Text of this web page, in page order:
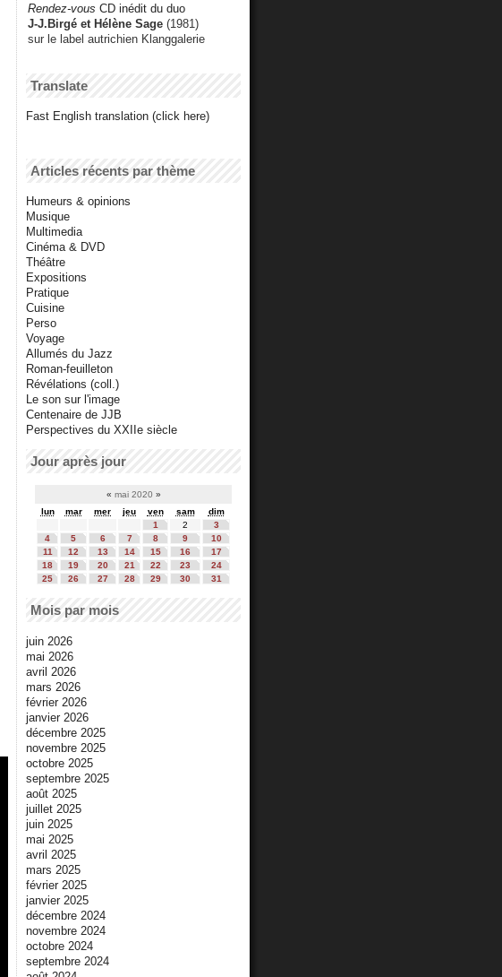
Rendez-vous CD inédit du duo
J-J.Birgé et Hélène Sage (1981)
sur le label autrichien Klanggalerie
Translate
Fast English translation (click here)
Articles récents par thème
Humeurs & opinions
Musique
Multimedia
Cinéma & DVD
Théâtre
Expositions
Pratique
Cuisine
Perso
Voyage
Allumés du Jazz
Roman-feuilleton
Révélations (coll.)
Le son sur l'image
Centenaire de JJB
Perspectives du XXIIe siècle
Jour après jour
« mai 2020 »
lun
mar mer jeu ven sam
dim
1
2
3
4
5 6 7 8 9
10
11
12 13 14 15 16
17
18
19 20 21 22 23
24
25
26 27 28 29 30 31
Mois par mois
juin 2026
mai 2026
avril 2026
mars 2026
février 2026
janvier 2026
décembre 2025
novembre 2025
octobre 2025
septembre 2025
août 2025
juillet 2025
juin 2025
mai 2025
avril 2025
mars 2025
février 2025
janvier 2025
décembre 2024
novembre 2024
octobre 2024
septembre 2024